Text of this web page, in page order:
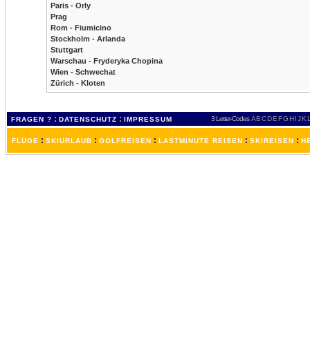
Paris - Orly
Prag
Rom - Fiumicino
Stockholm - Arlanda
Stuttgart
Warschau - Fryderyka Chopina
Wien - Schwechat
Zürich - Kloten
FRAGEN ? : DATENSCHUTZ : IMPRESSUM 3 Letter-Codes ABCDEFGH IJKL
FLÜGE : SKIURLAUB : GOLFREISEN : LASTMINUTE REISEN : SKIREISEN :